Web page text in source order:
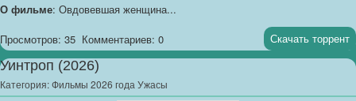
О фильме: Овдовевшая женщина...
Просмотров: 35 Комментариев: 0 Скачать торрент
Уинтроп (2026)
Категория:Фильмы 2026 года Ужасы